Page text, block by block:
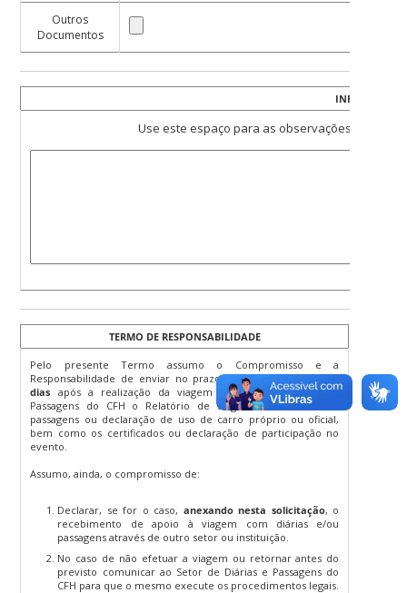
Outros
Documentos
Use este espaço para as observações que
TERMO DE RESPONSABILIDADE
Pelo presente Termo assumo o Compromisso e a
Responsabilidade de enviar no prazo máximo de05 (cinco)
dias após a realização da viagem ao setor de Diárias e
Passagens do CFH o Relatório de Viagem, os bilhetes de
passagens ou declaração de uso de carro próprio ou oficial,
bem como os certificados ou declaração de participação no
evento.
Assumo, ainda, o compromisso de:
Declarar, se for o caso, anexando nesta solicitação, o
recebimento de apoio à viagem com diárias e/ou
passagens através de outro setor ou instituição.
No caso de não efetuar a viagem ou retornar antes do
previsto comunicar ao Setor de Diárias e Passagens do
CFH para que o mesmo execute os procedimentos legais.